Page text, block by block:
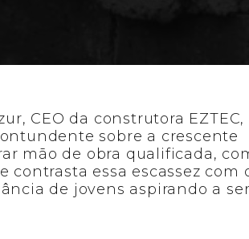
mão de obra.
CEO da construtora
sobre a crescente
mão de obra qualificada,
contrasta essa escassez com
de jovens aspirando a ser